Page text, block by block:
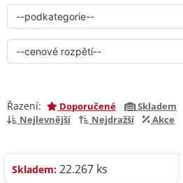
Řazení: Doporučené Skladem
Nejlevnější
Nejdražší Akce
Skladem: 22.267 ks